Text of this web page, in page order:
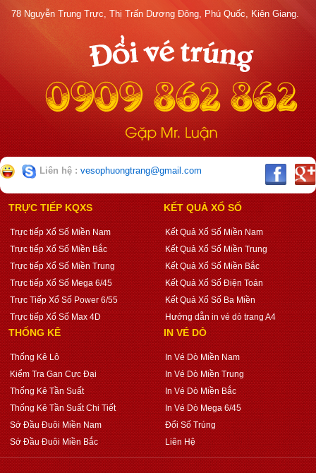
78 Nguyễn Trung Trực, Thị Trấn Dương Đông, Phú Quốc, Kiên Giang.
Liên hệ : vesophuongtrang@gmail.com
TRỰC TIẾP KQXS
Trực tiếp Xổ Số Miền Nam
Trực tiếp Xổ Số Miền Bắc
Trực tiếp Xổ Số Miền Trung
Trực tiếp Xổ Số Mega 6/45
Trực Tiếp Xổ Số Power 6/55
Trực tiếp Xổ Số Max 4D
KẾT QUẢ XỔ SỐ
Kết Quả Xổ Số Miền Nam
Kết Quả Xổ Số Miền Trung
Kết Quả Xổ Số Miền Bắc
Kết Quả Xổ Số Điện Toán
Kết Quả Xổ Số Ba Miền
Hướng dẫn in vé dò trang A4
THỐNG KÊ
Thống Kê Lô
Kiểm Tra Gan Cực Đại
Thống Kê Tần Suất
Thống Kê Tần Suất Chi Tiết
Sớ Đầu Đuôi Miền Nam
Sớ Đầu Đuôi Miền Bắc
IN VÉ DÒ
In Vé Dò Miền Nam
In Vé Dò Miền Trung
In Vé Dò Miền Bắc
In Vé Dò Mega 6/45
Đổi Số Trúng
Liên Hệ